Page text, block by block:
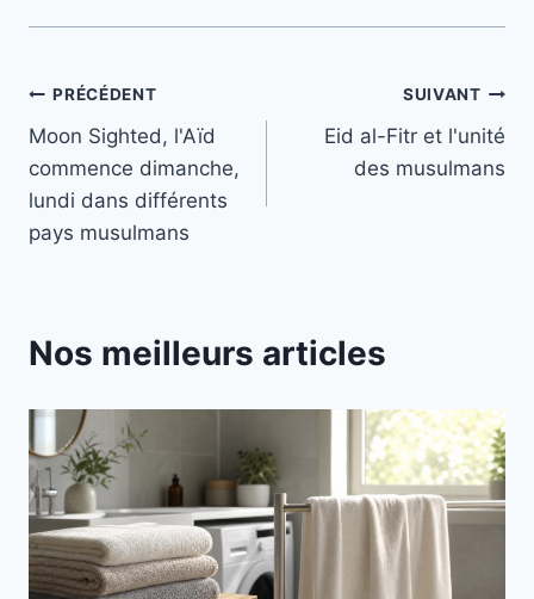
Navigation
de
l’article
PRÉCÉDENT
Moon Sighted, l'Aïd
commence dimanche,
lundi dans différents
pays musulmans
SUIVANT
Eid al-Fitr et l'unité
des musulmans
Nos meilleurs articles